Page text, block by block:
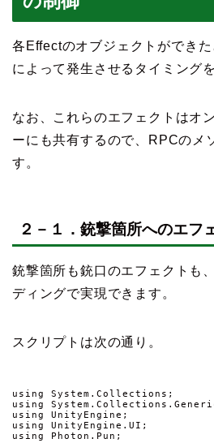
各Effectのオブジェクトができ
によって発生させるタイミング
なお、これらのエフェクトはオ
ーにも共有するので、RPCのメ
す。
２－１．銃撃箇所へのエフ
銃撃箇所も銃口のエフェクトも
ディングで実現できます。
スクリプトは次の通り。
using System.Collections;
using
using UnityEngine;
using UnityEngine.UI;
using Photon.Pun;